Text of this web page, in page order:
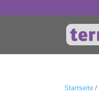
Startseite/